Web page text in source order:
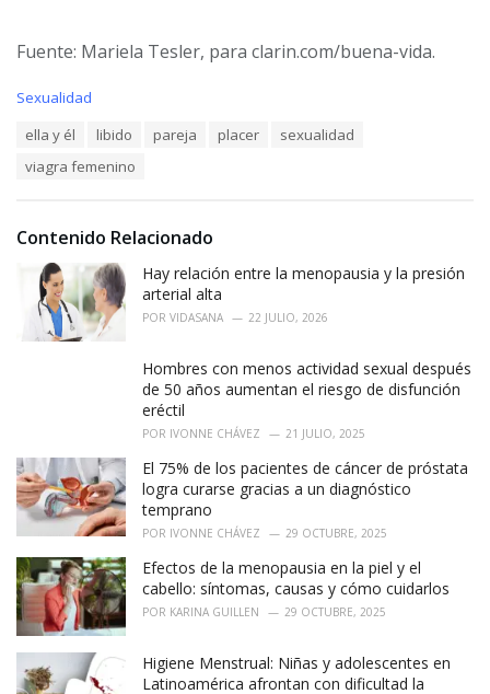
Fuente: Mariela Tesler, para clarin.com/buena-vida.
C
i
Sexualidad
ella y él libido pareja placer
sexualidad
viagra femenino
Contenido Relacionado
Hay relación entre la menopausia y la presión
arterial alta
POR VIDASANA 22 JULIO, 2026
Hombres con menos actividad sexual después
de 50 años aumentan el riesgo de disfunción
eréctil
POR IVONNE CHÁVEZ 21 JULIO, 2025
El 75% de los pacientes de cáncer de próstata
logra curarse gracias a un diagnóstico
temprano
POR IVONNE CHÁVEZ 29 OCTUBRE, 2025
Efectos de la menopausia en la piel y el
cabello: síntomas, causas y cómo cuidarlos
POR KARINA GUILLEN 29 OCTUBRE, 2025
Higiene Menstrual: Niñas y adolescentes en
Latinoamérica afrontan con dificultad la